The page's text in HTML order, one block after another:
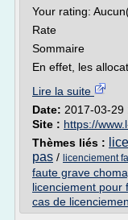
Your rating:
Rate
Sommaire
En effet, les
Lire la suite
Date: 2017-03-29
Site : https://
Thèmes liés :
pas / licenciement
faute grave
licenciement pour
cas de